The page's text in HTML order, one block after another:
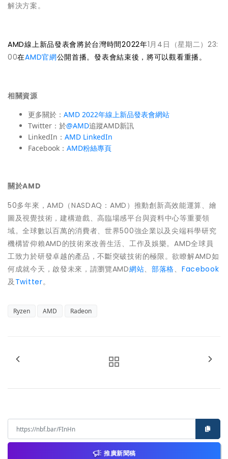
解決方案。
AMD線上新品發表會將於台灣時間2022年1月4日（星期二）23:
00在AMD官網公開首播。發表會結束後，將可以觀看重播。
相關資源
更多關於： AMD 2022年線上新品發表會網站
Twitter：於@AMD追蹤AMD新訊
LinkedIn： AMD LinkedIn
Facebook： AMD粉絲專頁
關於AMD
50多年來，AMD（NASDAQ：AMD）推動創新高效能運算、繪
圖及視覺技術，建構遊戲、高臨場感平台與資料中心等重要領
域。全球數以百萬的消費者、世界500強企業以及尖端科學研究
機構皆仰賴AMD的技術來改善生活、工作及娛樂。AMD全球員
工致力於研發卓越的產品，不斷突破技術的極限。欲瞭解AMD如
何成就今天，啟發未來，請瀏覽AMD網站、部落格、 Facebook
及Twitter。
Ryzen AMD Radeon
推廣新聞稿